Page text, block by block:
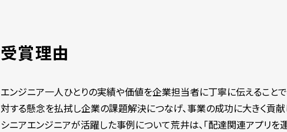
受賞理由
エンジニア一人ひとりの実績や価値を企業担当者に丁寧に伝えること
対する懸念を払拭し企業の課題解決につなげ、事業の成功に大きく貢献
シニアエンジニアが活躍した事例について荒井は、「配達関連アプリを